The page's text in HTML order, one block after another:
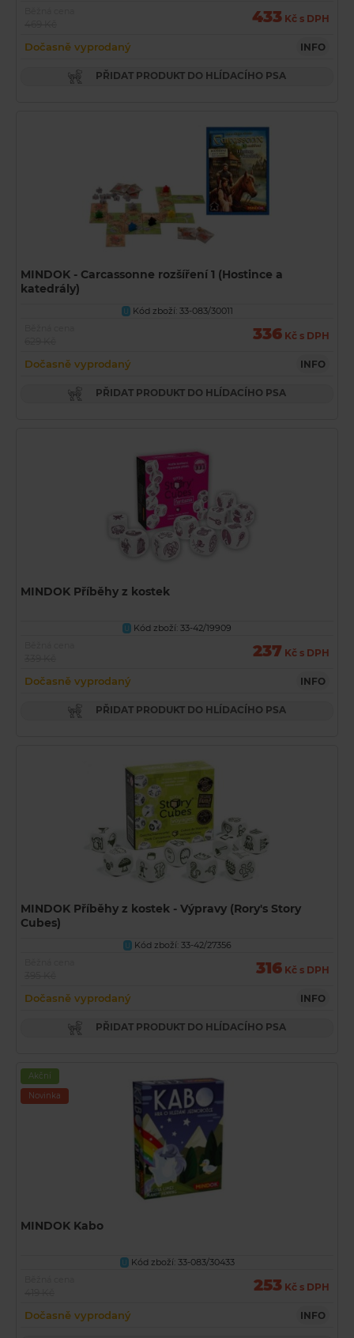
433 Kč s DPH
Dočasně vyprodaný INFO
PŘIDAT PRODUKT DO HLÍDACÍHO PSA
MINDOK - Carcassonne rozšíření 1 (Hostince a
katedrály)
U Kód zboží: 33-083/30011
336 Kč s DPH
Dočasně vyprodaný INFO
PŘIDAT PRODUKT DO HLÍDACÍHO PSA
MINDOK Příběhy z kostek
U
Kód zboží: 33-42/19909
237 Kč s DPH
Dočasně vyprodaný INFO
PŘIDAT PRODUKT DO HLÍDACÍHO PSA
MINDOK Příběhy z kostek - Výpravy (Rory's Story
Cubes)
U Kód zboží: 33-42/27356
316 Kč s DPH
Dočasně vyprodaný INFO
PŘIDAT PRODUKT DO HLÍDACÍHO PSA
Akční
Novinka
MINDOK Kabo
U Kód zboží: 33-083/30433
253 Kč s DPH
Dočasně vyprodaný INFO